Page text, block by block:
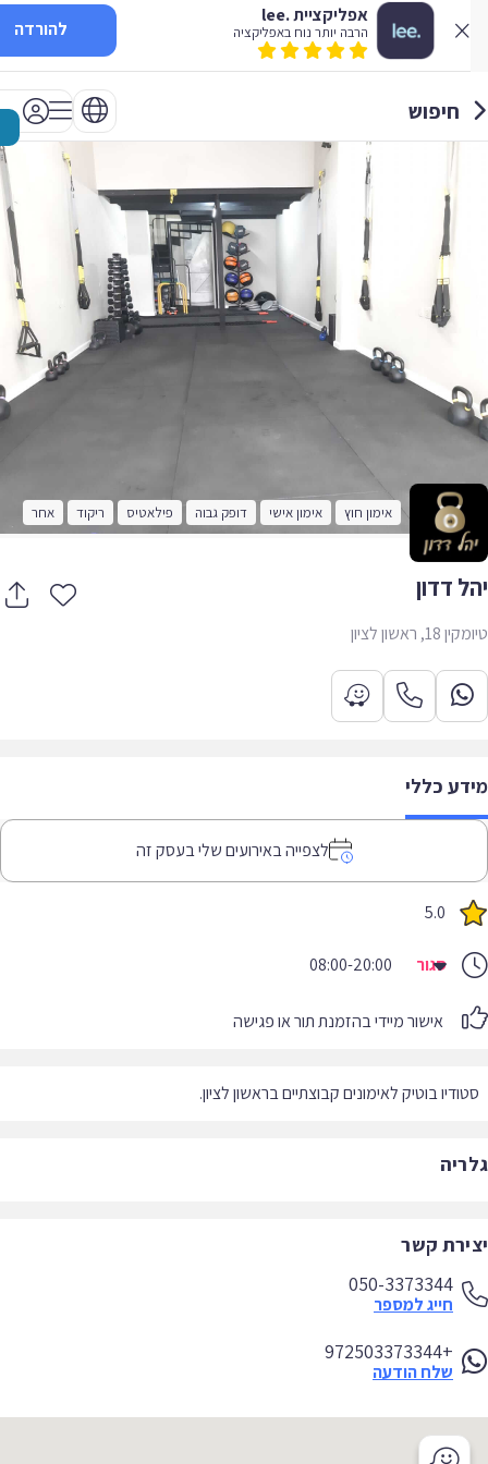
אפליקציית .lee
הרבה יותר נוח באפליקציה להורדה
חיפוש
אימון חוץ אימון אישי דופק גבוה פילאטיס ריקוד אחר
דדון
ראשון לציון
כללי
לצפייה באירועים שלי בעסק זה
5.0
סגור 08:00-20:00
אישור מיידי בהזמנת תור או פגישה
בוטיק לאימונים קבוצתיים בראשון לציון.
קשר
050-3373344
חייג למספר
+972503373344
שלח הודעה